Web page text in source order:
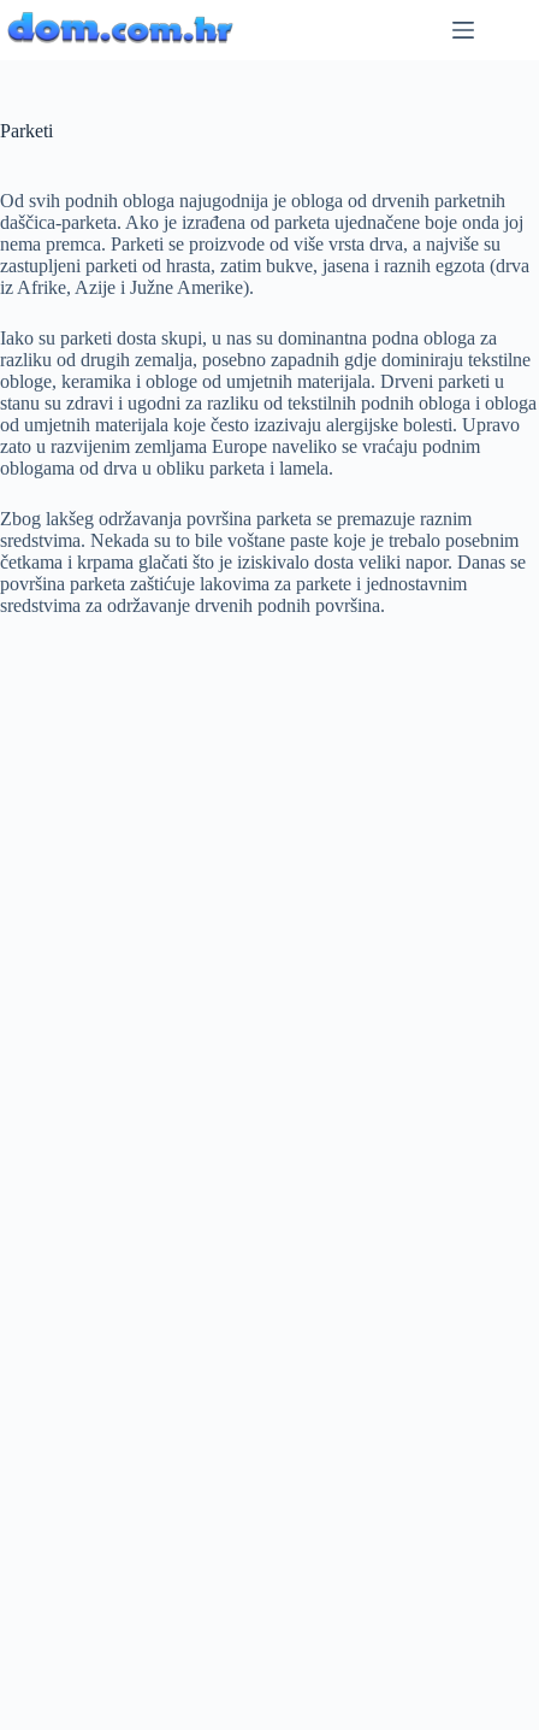
Preskoči
na
Parketi
Od svih podnih obloga najugodnija je obloga od drvenih parketnih
daščica-parketa. Ako je izrađena od parketa ujednačene boje onda joj
nema premca. Parketi se proizvode od više vrsta drva, a najviše su
zastupljeni parketi od hrasta, zatim bukve, jasena i raznih egzota (drva
iz Afrike, Azije i Južne Amerike).
Iako su parketi dosta skupi, u nas su dominantna podna obloga za
razliku od drugih zemalja, posebno zapadnih gdje dominiraju tekstilne
obloge, keramika i obloge od umjetnih materijala. Drveni parketi u
stanu su zdravi i ugodni za razliku od tekstilnih podnih obloga i obloga
od umjetnih materijala koje često izazivaju alergijske bolesti. Upravo
zato u razvijenim zemljama Europe naveliko se vraćaju podnim
oblogama od drva u obliku parketa i lamela.
Zbog lakšeg održavanja površina parketa se premazuje raznim
sredstvima. Nekada su to bile voštane paste koje je trebalo posebnim
četkama i krpama glačati što je iziskivalo dosta veliki napor. Danas se
površina parketa zaštićuje lakovima za parkete i jednostavnim
sredstvima za održavanje drvenih podnih površina.